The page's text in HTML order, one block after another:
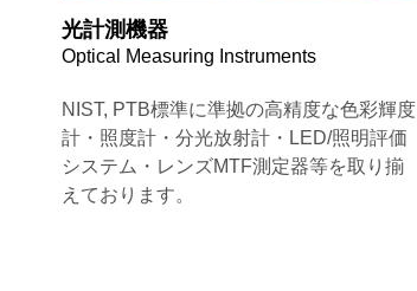
光計測機器
Optical Measuring Instruments
NIST, PTB標準に準拠の高精度な色彩輝度
計・照度計・分光放射計・LED/照明評価
システム・レンズMTF測定器等を取り揃
えております。